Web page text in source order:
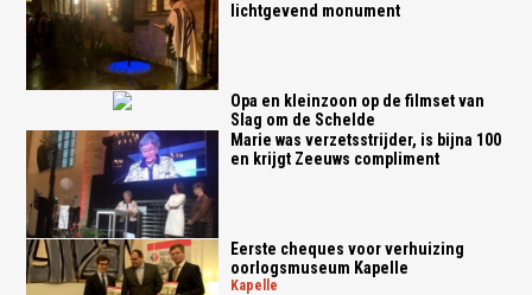
lichtgevend monument
Opa en kleinzoon op de filmset van
Slag om de Schelde
Marie was verzetsstrijder, is bijna 100
en krijgt Zeeuws compliment
Eerste cheques voor verhuizing
oorlogsmuseum Kapelle
kapelle